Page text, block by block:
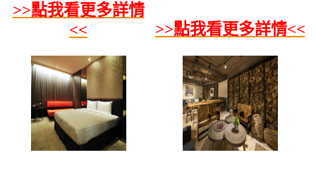
>>點我看更多詳情
<<
>>點我看更多詳情<<